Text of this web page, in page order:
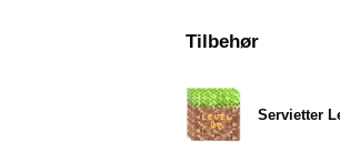
Tilbehør
Servietter
Varenr 38257